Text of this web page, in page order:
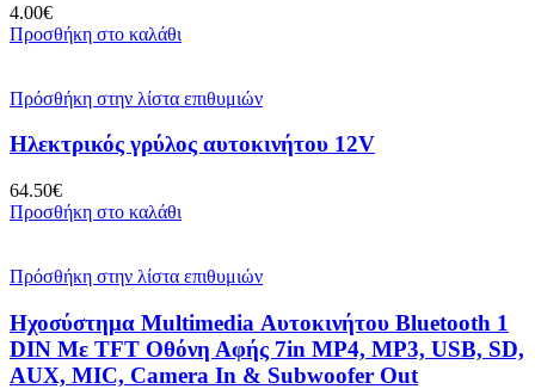
4.00€
Προσθήκη στο καλάθι
Πρόσθήκη στην λίστα επιθυμιών
Ηλεκτρικός γρύλος αυτοκινήτου 12V
64.50€
Προσθήκη στο καλάθι
Πρόσθήκη στην λίστα επιθυμιών
Ηχοσύστημα Multimedia Αυτοκινήτου Bluetooth 1
DIN Με TFT Οθόνη Αφής 7in MP4, MP3, USB, SD,
AUX, MIC, Camera In & Subwoofer Out